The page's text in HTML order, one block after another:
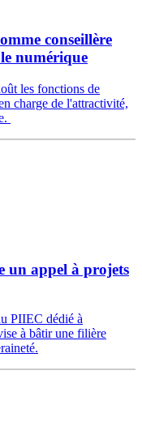
conseillère
numérique
les fonctions de
charge de l'attractivité,
un appel à projets
PIIEC dédié à
à bâtir une filière